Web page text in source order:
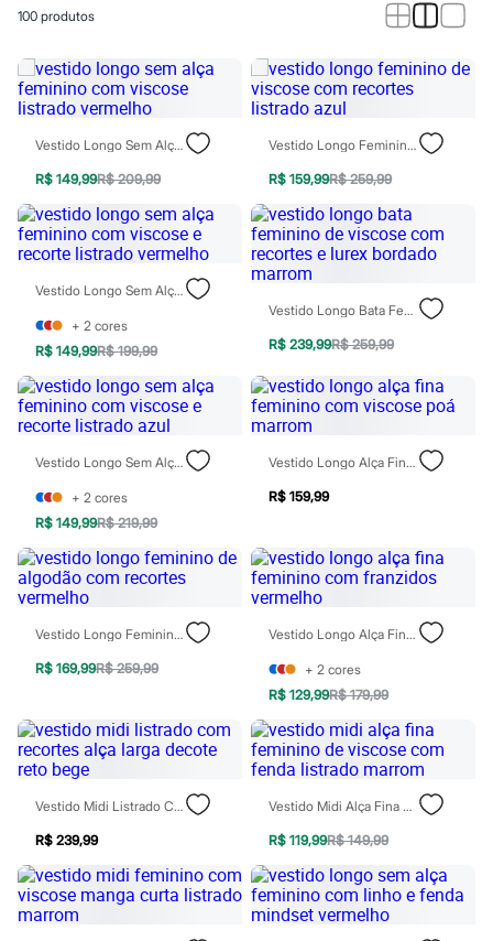
Casacos e Jaquetas
Macacões
Saias
Shorts e Bermudas
Vestidos
Acessórios
Bonés e Chapéus
Bijoux
Cintos
Óculos
Relógios
Calçados
Botas
Chinelos
Rasteirinhas
Sandálias
Sapatilhas
Tênis
Marcas
City
Clock House
Sawary
Yessica
Acessórios
Blusas
Calçados
Shorts e Bermudas
Tops
Moda íntima
Cintas e Modeladores
Meias
Pijamas
Sutiãs e Tops
Moda praia
Biquínis
Maiôs
Personagens
Plus size
Blusas e Camisetas
100 produtos
Vestido Longo Sem Alça Feminino Com Viscose Listrado Vermelho
R$ 149,99R$ 209,99
Vestido Longo Feminino De Viscose Com Recortes Listrado Azul
R$ 159,99R$ 259,99
Vestido Longo Sem Alça Feminino Com Viscose E Recorte Listrado Vermelho
+ 2 cores
R$ 149,99R$ 199,99
Vestido Longo Bata Feminino De Viscose Com Recortes E Lurex Bordado Marrom
R$ 239,99R$ 259,99
Vestido Longo Sem Alça Feminino Com Viscose E Recorte Listrado Azul
+ 2 cores
R$ 149,99R$ 219,99
Vestido Longo Alça Fina Feminino Com Viscose Poá Marrom
R$ 159,99
Vestido Longo Feminino De Algodão Com Recortes Vermelho
R$ 169,99R$ 259,99
Vestido Longo Alça Fina Feminino Com Franzidos Vermelho
+ 2 cores
R$ 129,99R$ 179,99
Vestido Midi Listrado Com Recortes Alça Larga Decote Reto Bege
R$ 239,99
Vestido Midi Alça Fina Feminino De Viscose Com Fenda Listrado Marrom
R$ 119,99R$ 149,99